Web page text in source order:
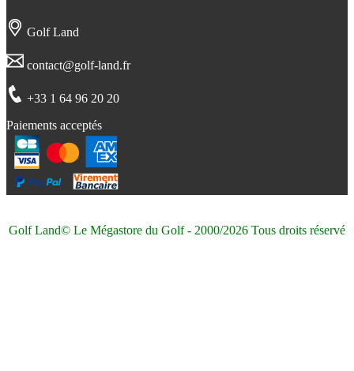
Golf Land
contact@golf-land.fr
+33 1 64 96 20 20
Paiements acceptés
Golf Land© Le Mégastore du Golf - 2000/2026 Tous droits réservé